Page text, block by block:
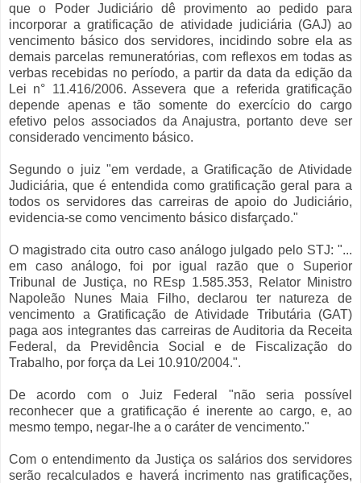
que o Poder Judiciário dê provimento ao pedido para
incorporar a gratificação de atividade judiciária (GAJ) ao
vencimento básico dos servidores, incidindo sobre ela as
demais parcelas remuneratórias, com reflexos em todas as
verbas recebidas no período, a partir da data da edição da
Lei n° 11.416/2006. Assevera que a referida gratificação
depende apenas e tão somente do exercício do cargo
efetivo pelos associados da Anajustra, portanto deve ser
considerado vencimento básico.
Segundo o juiz "em verdade, a Gratificação de Atividade
Judiciária, que é entendida como gratificação geral para a
todos os servidores das carreiras de apoio do Judiciário,
evidencia-se como vencimento básico disfarçado."
O magistrado cita outro caso análogo julgado pelo STJ: "...
em caso análogo, foi por igual razão que o Superior
Tribunal de Justiça, no REsp 1.585.353, Relator Ministro
Napoleão Nunes Maia Filho, declarou ter natureza de
vencimento a Gratificação de Atividade Tributária (GAT)
paga aos integrantes das carreiras de Auditoria da Receita
Federal, da Previdência Social e de Fiscalização do
Trabalho, por força da Lei 10.910/2004.".
De acordo com o Juiz Federal "não seria possível
reconhecer que a gratificação é inerente ao cargo, e, ao
mesmo tempo, negar-lhe a o caráter de vencimento."
Com o entendimento da Justiça os salários dos servidores
serão recalculados e haverá incrimento nas gratificações,